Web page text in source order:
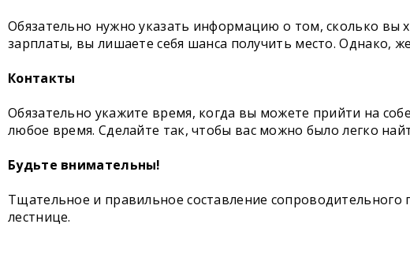
Обязательно нужно указать информацию о том, сколько вы
зарплаты, вы лишаете себя шанса получить место. Однако,
Контакты
Обязательно укажите время, когда вы можете прийти на
любое время. Сделайте так, чтобы вас можно было легко
Будьте внимательны!
Тщательное и правильное составление
лестнице.